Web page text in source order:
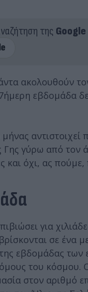
της Google
ακολουθούν
εβδομάδα
αντιστοιχεί
γύρω από τον
και όχι, ας
για
σε ένα
της εβδομάδας
του κόσμου.
στον αριθμό